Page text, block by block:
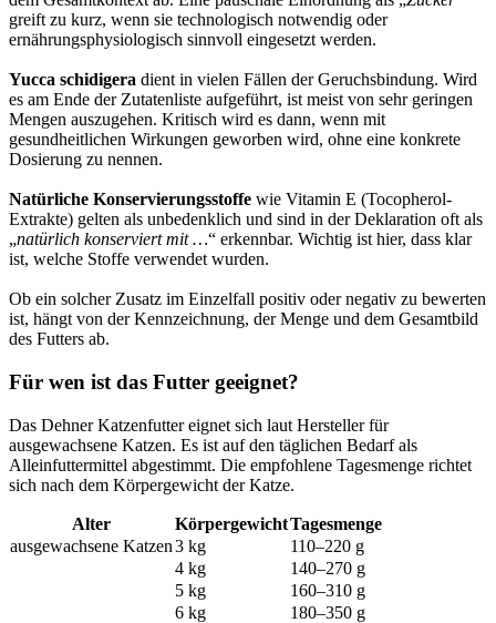
greift zu kurz, wenn sie technologisch notwendig oder
ernährungsphysiologisch sinnvoll eingesetzt werden.
Yucca schidigera dient in vielen Fällen der Geruchsbindung. Wird
es am Ende der Zutatenliste aufgeführt, ist meist von sehr geringen
Mengen auszugehen. Kritisch wird es dann, wenn mit
gesundheitlichen Wirkungen geworben wird, ohne eine konkrete
Dosierung zu nennen.
Natürliche Konservierungsstoffe wie Vitamin E (Tocopherol-
Extrakte) gelten als unbedenklich und sind in der Deklaration oft als
„natürlich konserviert mit …“ erkennbar. Wichtig ist hier, dass klar
ist, welche Stoffe verwendet wurden.
Ob ein solcher Zusatz im Einzelfall positiv oder negativ zu bewerten
ist, hängt von der Kennzeichnung, der Menge und dem Gesamtbild
des Futters ab.
Für wen ist das Futter geeignet?
Das Dehner Katzenfutter eignet sich laut Hersteller für
ausgewachsene Katzen. Es ist auf den täglichen Bedarf als
Alleinfuttermittel abgestimmt. Die empfohlene Tagesmenge richtet
sich nach dem Körpergewicht der Katze.
Alter KörpergewichtTagesmenge
ausgewachsene Katzen3 kg
110–220 g
4 kg
140–270 g
5 kg
160–310 g
6 kg
180–350 g